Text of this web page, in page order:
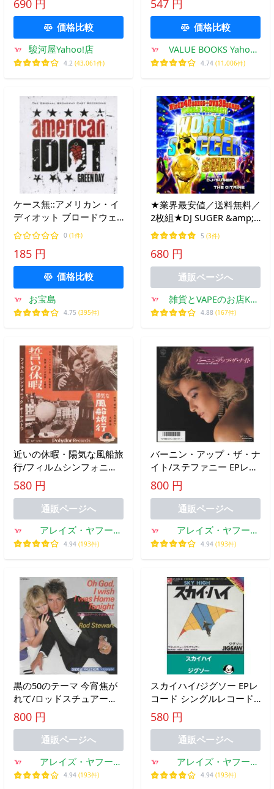
690 円
価格比較
駿河屋Yahoo!店
4.2 (43,061件)
547 円
価格比較
VALUE BOOKS Yahoo!
店
4.74 (11,006件)
ケース無::アメリカン・イ
ディオット ブロードウェ
イ・ミュージカル・キャス
ト・ヴァージョン 2CD レ
ンタル落ち 中古 CD
0 (1件)
185 円
価格比較
お宝島
4.75 (395件)
★業界最安値／送料無料／
2枚組★DJ SUGER &amp;
THE CITRINE / WORLD
SOCCER SONG
(MixCD+DVD)
5 (3件)
680 円
通販ページへ
雑貨とVAPEのお店Kul
Kul
4.88 (167件)
近いの休暇・陽気な風船旅
行/フィルムシンフォニッ
クオーケストラ EPレコー
ド シングルレコード
580 円
通販ページへ
アレイズ・ヤフー
SHOP
4.94 (193件)
バーニン・アップ・ザ・ナ
イト/ステファニー EPレコ
ード シングルレコード
800 円
通販ページへ
アレイズ・ヤフー
SHOP
4.94 (193件)
黒の50のテーマ 今宵焦が
れて/ロッドスチュアート
EPレコード シングルレコ
ード
800 円
通販ページへ
アレイズ・ヤフー
SHOP
4.94 (193件)
スカイハイ/ジグソー EPレ
コード シングルレコード
ミルマスカラス
580 円
通販ページへ
アレイズ・ヤフー
SHOP
4.94 (193件)